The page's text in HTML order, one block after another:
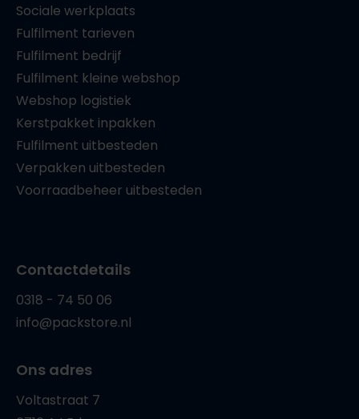
Sociale werkplaats
Fulfilment tarieven
Fulfilment bedrijf
Fulfilment kleine webshop
Webshop logistiek
Kerstpakket inpakken
Fulfilment uitbesteden
Verpakken uitbesteden
Voorraadbeheer uitbesteden
Contactdetails
0318 - 74 50 06
info@packstore.nl
Ons adres
Voltastraat 7